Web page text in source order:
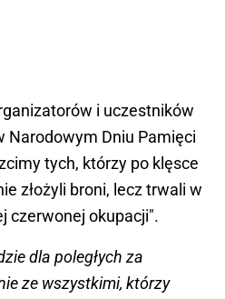
i uczestników
Narodowym Dniu Pamięci
tych, którzy po klęsce
złożyli broni, lecz trwali w
czerwonej okupacji".
dla poległych za
ze wszystkimi, którzy